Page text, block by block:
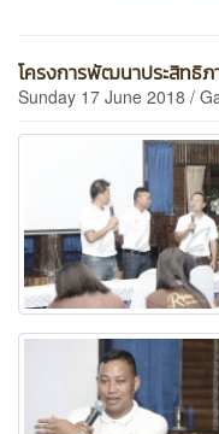
โครงการพัฒนาประสิทธิภ
Sunday 17 June 2018 /